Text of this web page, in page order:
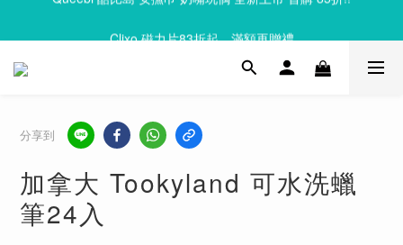
Clixo 磁力片83折起，滿額再贈禮
分享到
加拿大 Tookyland 可水洗蠟
筆24入